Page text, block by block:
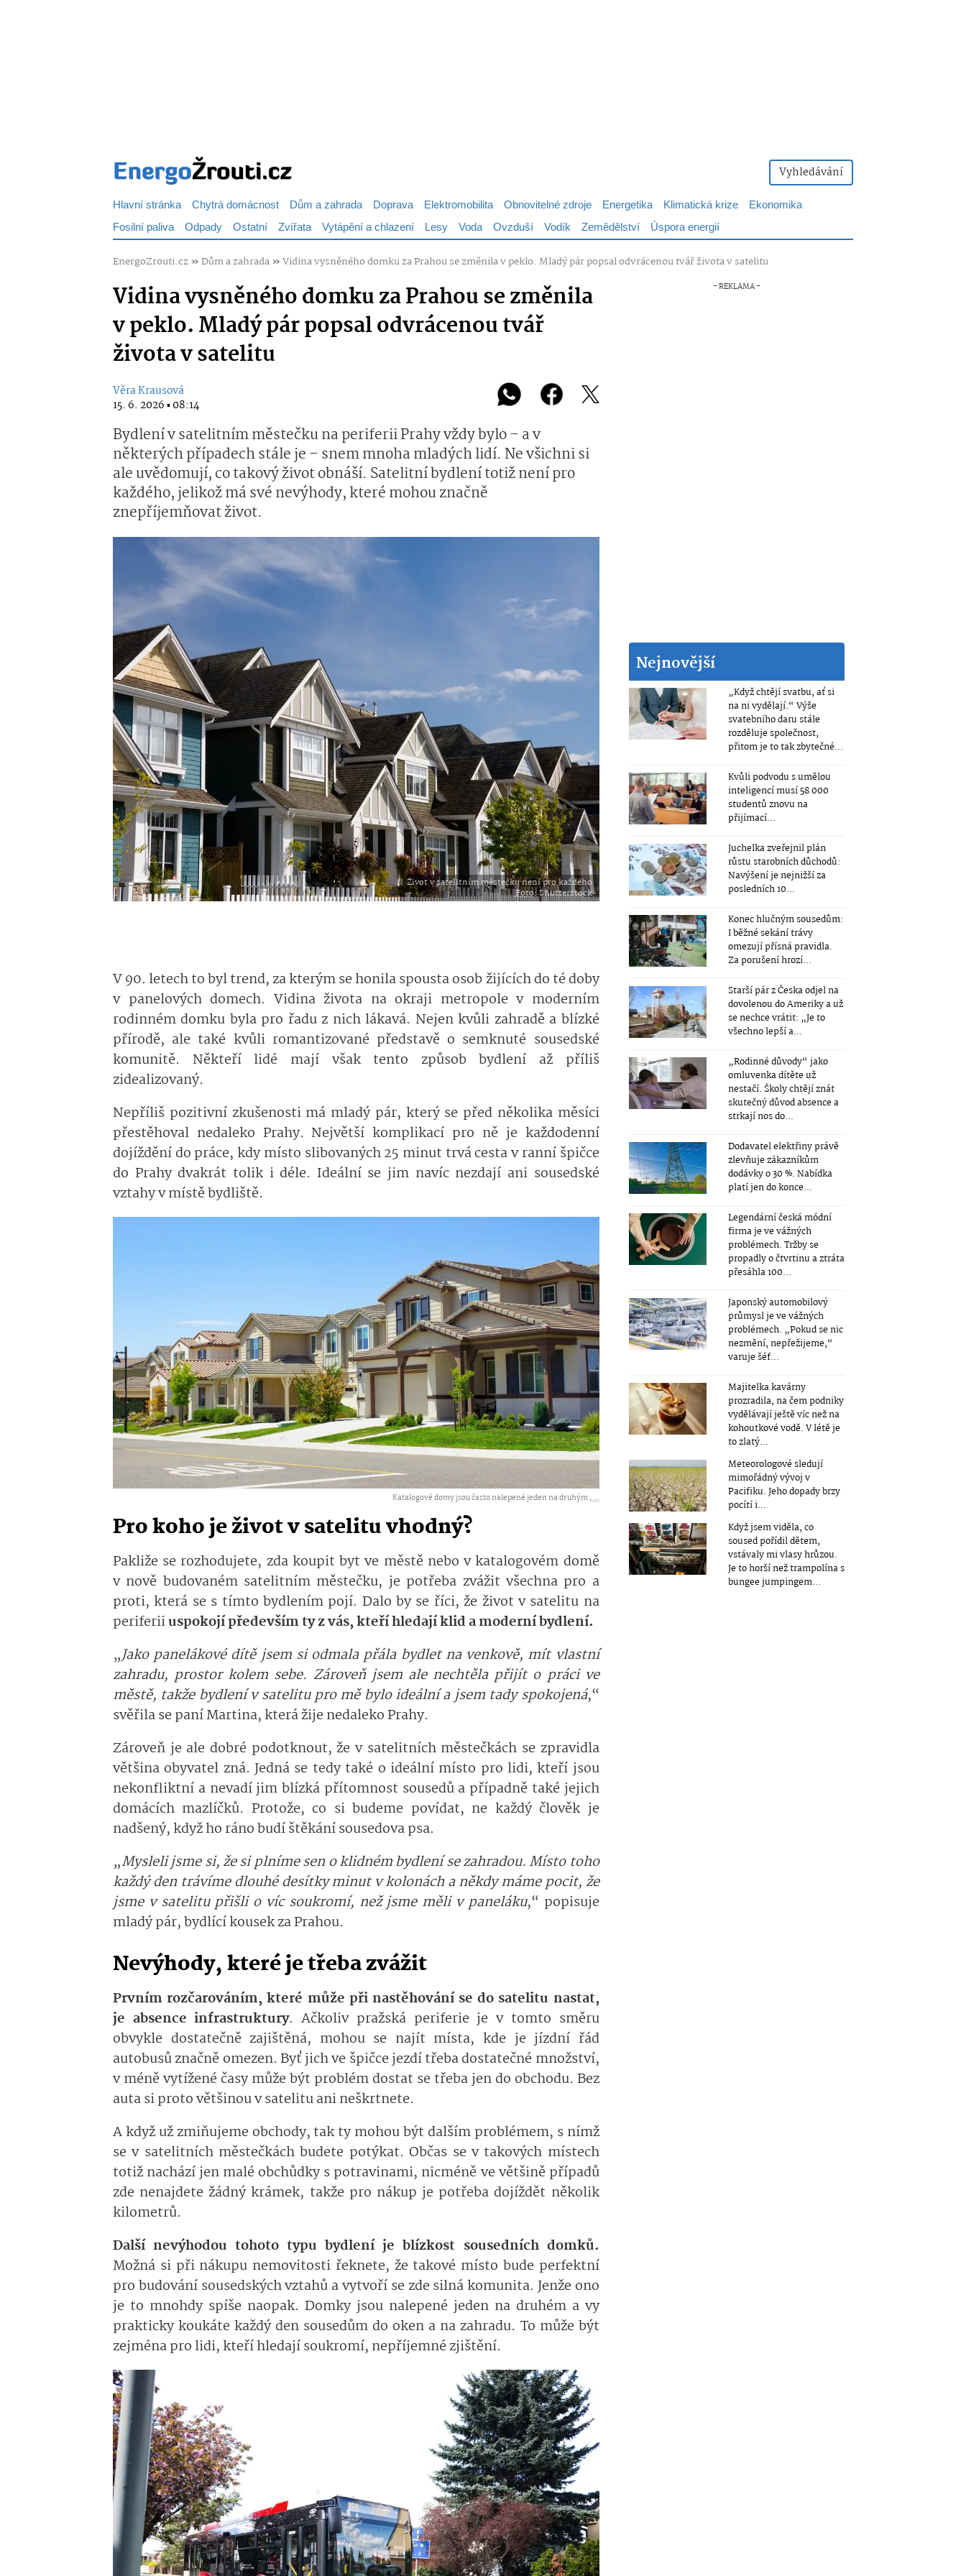
Vyhledávání
Hlavní stránka Chytrá domácnost Dům a zahrada Doprava Elektromobilita Obnovitelné zdroje Energetika Klimatická krize
Ekonomika
Fosilní paliva Odpady Ostatní Zvířata Vytápění a chlazení Lesy Voda Ovzduší Vodík Zemědělství Úspora energií
EnergoZrouti.cz»Dům a zahrada»Vidina vysněného domku za Prahou se změnila v peklo. Mladý pár popsal odvrácenou tvář života v satelitu
Vidina vysněného domku za Prahou se změnila
v peklo. Mladý pár popsal odvrácenou tvář
života v satelitu
Věra Krausová
15. 6. 2026 ▪ 08:14
Bydlení v satelitním městečku na periferii Prahy vždy bylo – a v
některých případech stále je – snem mnoha mladých lidí. Ne všichni si
ale uvědomují, co takový život obnáší. Satelitní bydlení totiž není pro
každého, jelikož má své nevýhody, které mohou značně
znepříjemňovat život.
Život v satelitním městečku není pro každého
Foto: Shutterstock
V 90. letech to byl trend, za kterým se honila spousta osob žijících do té doby
v panelových domech. Vidina života na okraji metropole v moderním
rodinném domku byla pro řadu z nich lákavá. Nejen kvůli zahradě a blízké
přírodě, ale také kvůli romantizované představě o semknuté sousedské
komunitě. Někteří lidé mají však tento způsob bydlení až příliš
zidealizovaný.
Nepříliš pozitivní zkušenosti má mladý pár, který se před několika měsíci
přestěhoval nedaleko Prahy. Největší komplikací pro ně je každodenní
dojíždění do práce, kdy místo slibovaných 25 minut trvá cesta v ranní špičce
do Prahy dvakrát tolik i déle. Ideální se jim navíc nezdají ani sousedské
vztahy v místě bydliště.
Katalogové domy jsou často nalepené jeden na druhým ,...
Pro koho je život v satelitu vhodný?
Pakliže se rozhodujete, zda koupit byt ve městě nebo v katalogovém domě
v nově budovaném satelitním městečku, je potřeba zvážit všechna pro a
proti, která se s tímto bydlením pojí. Dalo by se říci, že život v satelitu na
periferiiuspokojí především ty z vás, kteří hledají klid a moderní bydlení.
„Jako panelákové dítě jsem si odmala přála bydlet na venkově, mít vlastní
zahradu, prostor kolem sebe. Zároveň jsem ale nechtěla přijít o práci ve
městě, takže bydlení v satelitu pro mě bylo ideální a jsem tady spokojená,“
svěřila se paní Martina, která žije nedaleko Prahy.
Zároveň je ale dobré podotknout, že v satelitních městečkách se zpravidla
většina obyvatel zná. Jedná se tedy také o ideální místo pro lidi, kteří jsou
nekonfliktní a nevadí jim blízká přítomnost sousedů a případně také jejich
domácích mazlíčků. Protože, co si budeme povídat, ne každý člověk je
nadšený, když ho ráno budí štěkání sousedova psa.
„Mysleli jsme si, že si plníme sen o klidném bydlení se zahradou. Místo toho
každý den trávíme dlouhé desítky minut v kolonách a někdy máme pocit, že
jsme v satelitu přišli o víc soukromí, než jsme měli v paneláku,“ popisuje
mladý pár, bydlící kousek za Prahou.
Nevýhody, které je třeba zvážit
Prvním rozčarováním, které může při nastěhování se do satelitu nastat,
je absence infrastruktury. Ačkoliv pražská periferie je v tomto směru
obvykle dostatečně zajištěná, mohou se najít místa, kde je jízdní řád
autobusů značně omezen. Byť jich ve špičce jezdí třeba dostatečné množství,
v méně vytížené časy může být problém dostat se třeba jen do obchodu. Bez
auta si proto většinou v satelitu ani neškrtnete.
A když už zmiňujeme obchody, tak ty mohou být dalším problémem, s nímž
se v satelitních městečkách budete potýkat. Občas se v takových místech
totiž nachází jen malé obchůdky s potravinami, nicméně ve většině případů
zde nenajdete žádný krámek, takže pro nákup je potřeba dojíždět několik
kilometrů.
Další nevýhodou tohoto typu bydlení je blízkost sousedních domků.
Možná si při nákupu nemovitosti řeknete, že takové místo bude perfektní
pro budování sousedských vztahů a vytvoří se zde silná komunita. Jenže ono
je to mnohdy spíše naopak. Domky jsou nalepené jeden na druhém a vy
prakticky koukáte každý den sousedům do oken a na zahradu. To může být
zejména pro lidi, kteří hledají soukromí, nepříjemné zjištění.
Nejnovější
„Když chtějí svatbu, ať si
na ni vydělají.“ Výše
svatebního daru stále
rozděluje společnost,
přitom je to tak zbytečné...
Kvůli podvodu s umělou
inteligencí musí 58 000
studentů znovu na
přijímací...
Juchelka zveřejnil plán
růstu starobních důchodů:
Navýšení je nejnižší za
posledních 10...
Konec hlučným sousedům:
I běžné sekání trávy
omezují přísná pravidla.
Za porušení hrozí...
Starší pár z Česka odjel na
dovolenou do Ameriky a už
se nechce vrátit: „Je to
všechno lepší a...
„Rodinné důvody“ jako
omluvenka dítěte už
nestačí. Školy chtějí znát
skutečný důvod absence a
strkají nos do...
Dodavatel elektřiny právě
zlevňuje zákazníkům
dodávky o 30 %. Nabídka
platí jen do konce...
Legendární česká módní
firma je ve vážných
problémech. Tržby se
propadly o čtvrtinu a ztráta
přesáhla 100...
Japonský automobilový
průmysl je ve vážných
problémech. „Pokud se nic
nezmění, nepřežijeme,“
varuje šéf...
Majitelka kavárny
prozradila, na čem podniky
vydělávají ještě víc než na
kohoutkové vodě. V létě je
to zlatý...
Meteorologové sledují
mimořádný vývoj v
Pacifiku. Jeho dopady brzy
pocítí i...
Když jsem viděla, co
soused pořídil dětem,
vstávaly mi vlasy hrůzou.
Je to horší než trampolína s
bungee jumpingem...